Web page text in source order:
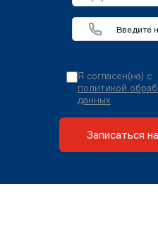
Я согласен(на) с
политикой
данных
Записаться